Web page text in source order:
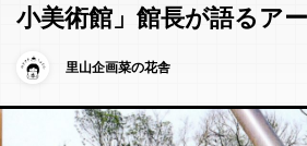
小美術館」館長が語るア
里山企画菜の花舎